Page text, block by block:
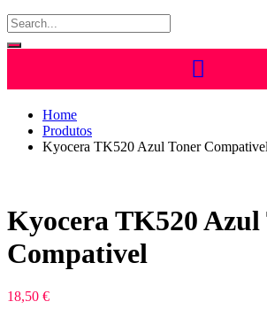
Home
Produtos
Kyocera TK520 Azul Toner Compativel
Kyocera TK520 Azul
Compativel
18,50 €